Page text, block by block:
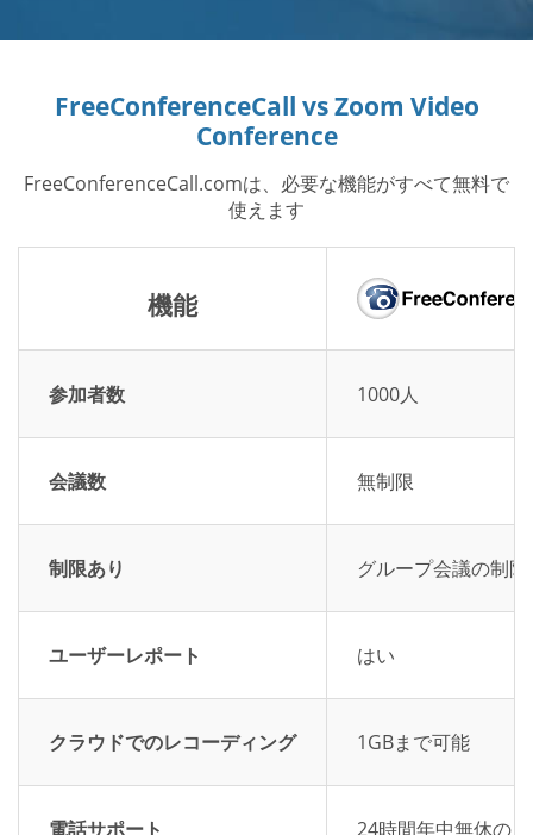
FreeConferenceCall vs Zoom Video
Conference
FreeConferenceCall.comは、必要な機能がすべて無料で
使えます
機能
参加者数 1000人
会議数 無制限
制限あり グループ会議の制
ユーザーレポート はい
クラウドでのレコーディング 1GBまで可能
電話サポート 24時間年中無休の